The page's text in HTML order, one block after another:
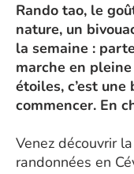
Rando tao, le
nature, un
la semaine :
marche en
étoiles, c’est
commencer. En
Venez découvrir
randonnées en